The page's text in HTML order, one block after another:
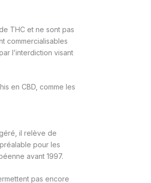
THC et ne sont pas
commercialisables
l’interdiction visant
en CBD, comme les
il relève de
pour les
avant 1997.
pas encore